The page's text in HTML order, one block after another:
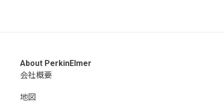
About PerkinElmer
会社概要
地図